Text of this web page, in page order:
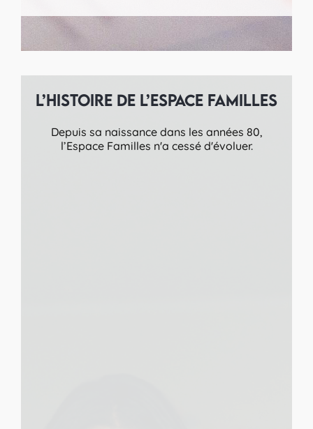
L’histoire de l’Espace Familles
Depuis sa naissance dans les années 80,
l’Espace Familles n'a cessé d'évoluer.